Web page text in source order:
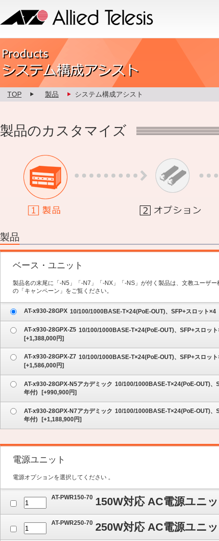
Product カスタマイズ
TOP 製品 システム構成アシスト
製品のカスタマイズ
3.保守サービス
4.内容の確認
製品
ベース・ユニット
製品名の末尾に「-N5」「-N7」「-NX」「-NS」が付く製品は、文教ユーザ
の「キャンペーン」をご覧ください。
AT-x930-28GPX 10/100/1000BASE-T×24(PoE-OUT)、SFP+スロット×4
AT-x930-28GPX-Z5 10/100/1000BASE-T×24(PoE-OUT)、SFP+スロッ
[+1,388,000円]
AT-x930-28GPX-Z7 10/100/1000BASE-T×24(PoE-OUT)、SFP+スロッ
[+1,586,000円]
AT-x930-28GPX-N5アカデミック 10/100/1000BASE-T×24(PoE-OUT)、
年付)
[+990,900円]
AT-x930-28GPX-N7アカデミック 10/100/1000BASE-T×24(PoE-OUT)、
年付)
[+1,188,900円]
電源ユニット
電源オプションを選択してください 。
AT-PWR150-70 150W対応 AC電源ユニ
AT-PWR250-70 250W対応 AC電源ユニ